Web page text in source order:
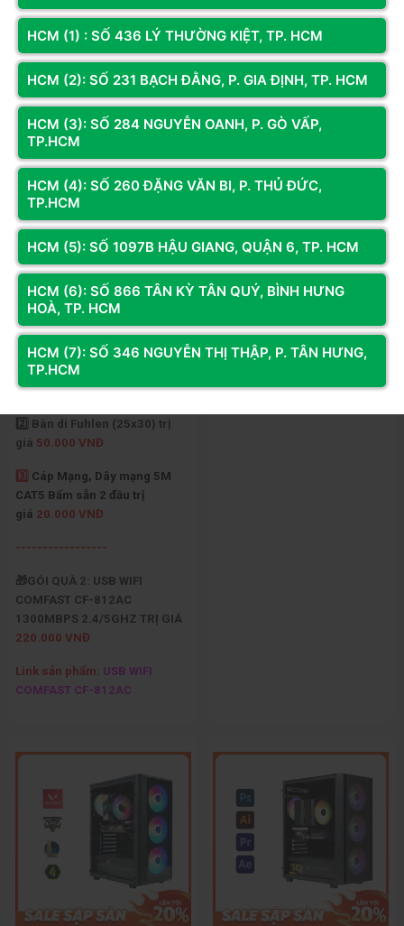
Bảo hành
24 Tháng
Thông số sản phẩm
CPU CORE I3 8100 4 NHÂN 4
LUỒNG 3.6 GHZ
RAM DRR3 8G
NVME 256G
Nguồn 450W ( công xuất thưc
250w)
VỎ VĂN PHÒNG
Toàn bộ linh kiện mới 100%,
riêng CPU like new – đã test kỹ
Chương trình khuyến mãi
KHÁCH HÀNG CHON 1 TRONG
2GÓI QUÀSAU:
🎁GÓI QUÀ 1: TỔNG TRỊ
GIÁ
220.000 VNĐ
1️⃣ Tặng COMBO PHÍM+CHUỘT
Aula AK105 + AM104 Giá
150.000 VNĐ
2️⃣ Bàn di Fuhlen (25x30) trị
giá 50.000 VNĐ
3️⃣ Cáp Mạng, Dây mạng 5M
CAT5 Bấm sẵn 2 đầu trị
giá 20.000 VNĐ
-----------------
🎁GÓI QUÀ 2: USB WIFI
COMFAST CF-812AC
1300MBPS 2.4/5GHZ TRỊ GIÁ
220.000 VNĐ
Link sản phẩm: USB WIFI
COMFAST CF-812AC
Bảo hành
36 Tháng
Thông số sản phẩm
MAIN h610m
RAM 16GB
NVME 512G
CPU CORE I5 12400F
VGA rời RTX 3060 12G
🎁GÓI QUÀ: TỔNG TRỊ GIÁ
220.000 VNĐ
1️⃣ Tặng COMBO PHÍM+CHUỘT
Aula AK105 + AM104
Giá150.000 VNĐ
2️⃣ Bàn di Fuhlen (25x30) trị
3️⃣ Cáp Mạng, Dây mạng 5M
giá20.000 VNĐ
HCM (1) : SỐ 436 LÝ THƯỜNG KIỆT, TP. HCM
HCM (2): SỐ 231 BẠCH ĐẰNG, P. GIA ĐỊNH, TP. HCM
HCM (3): SỐ 284 NGUYỄN OANH, P. GÒ VẤP,
TP.HCM
HCM (4): SỐ 260 ĐẶNG VĂN BI, P. THỦ ĐỨC,
TP.HCM
HCM (5): SỐ 1097B HẬU GIANG, QUẬN 6, TP. HCM
HCM (6): SỐ 866 TÂN KỲ TÂN QUÝ, BÌNH HƯNG
HOÀ, TP. HCM
HCM (7): SỐ 346 NGUYỄN THỊ THẬP, P. TÂN HƯNG,
TP.HCM